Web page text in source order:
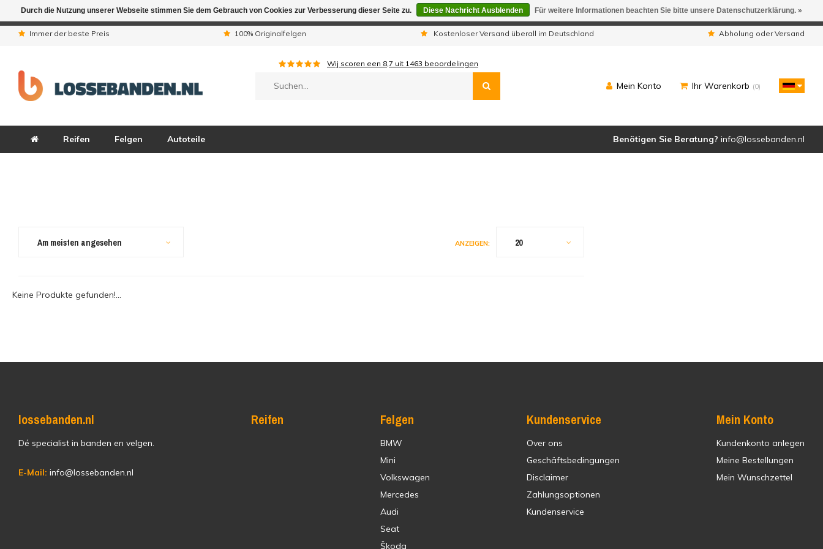
Immer der beste Preis 100% Originalfelgen Kostenloser Versand überall im Deutschland Abholung oder Versand
Wij scoren een 8,7 uit 1463 beoordelingen
Mein Konto Ihr Warenkorb (0)
Reifen Felgen Autoteile Benötigen Sie Beratung? info@lossebanden.nl
Am meisten angesehen ANZEIGEN: 20
Keine Produkte gefunden!...
lossebanden.nl
Dé specialist in banden en velgen.
E-Mail: info@lossebanden.nl
Reifen Felgen
BMW
Mini
Volkswagen
Mercedes
Audi
Seat
Škoda
Kundenservice
Over ons
Geschäftsbedingungen
Disclaimer
Zahlungsoptionen
Kundenservice
Mein Konto
Kundenkonto anlegen
Meine Bestellungen
Mein Wunschzettel
Durch die Nutzung unserer Webseite stimmen Sie dem Gebrauch von Cookies zur Verbesserung dieser Seite zu. Diese Nachricht Ausblenden Für weitere Informationen beachten Sie bitte unsere Datenschutzerklärung. »
Aufgrund der Ferientagen sind wir telefonisch nicht erreichbar. Aufgegebene Bestellungen werden geliefert.